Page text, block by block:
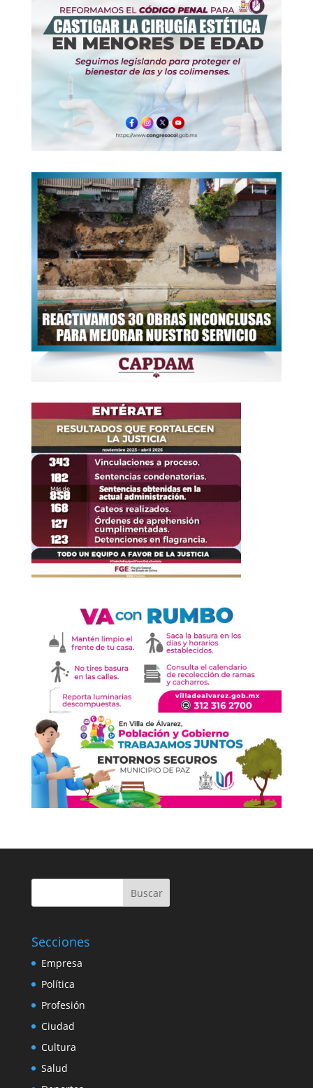
Buscar
Secciones
Empresa
Política
Profesión
Ciudad
Cultura
Salud